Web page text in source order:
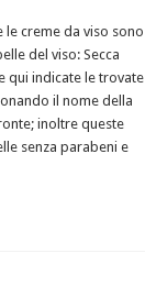
le creme da viso sono
del viso: Secca
qui indicate le trovate
il nome della
inoltre queste
senza parabeni e